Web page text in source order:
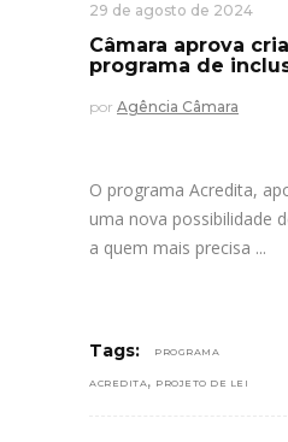
29 de agosto de 2024
Câmara aprova
programa de
por Agência Câmara
O programa Acredita,
uma nova possibilidade
a quem mais precisa
Tags: PROGRAMA
ACREDITA, PROJETO DE LEI